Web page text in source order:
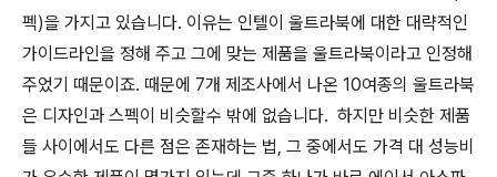
펙)을 가지고 있습니다. 이유는 인텔이 울트라북에 대한 대략적인
가이드라인을 정해 주고 그에 맞는 제품을 울트라북이라고 인정해
주었기 때문이죠. 때문에 7개 제조사에서 나온 10여종의 울트라북
은 디자인과 스펙이 비슷할수 밖에 없습니다. 하지만 비슷한 제품
들 사이에서도 다른 점은 존재하는 법, 그 중에서도 가격 대 성능비